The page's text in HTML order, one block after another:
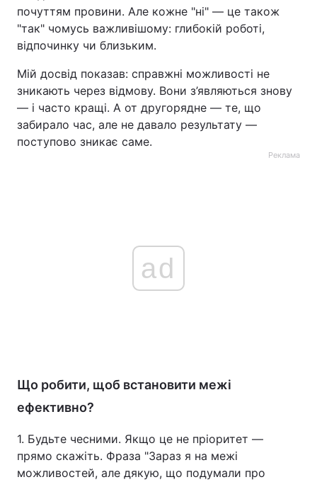
почуттям провини. Але кожне "ні" — це також
"так" чомусь важливішому: глибокій роботі,
відпочинку чи близьким.
Мій досвід показав: справжні можливості не
зникають через відмову. Вони з’являються знову
— і часто кращі. А от другорядне — те, що
забирало час, але не давало результату —
поступово зникає саме.
Реклама
ad
Що робити, щоб встановити межі
ефективно?
1. Будьте чесними. Якщо це не пріоритет —
прямо скажіть. Фраза "Зараз я на межі
можливостей, але дякую, що подумали про